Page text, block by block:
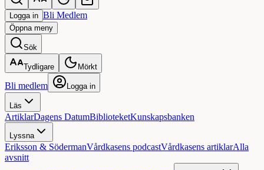
Logga in Bli Medlem
Öppnameny
Sök
Tydligare Mörkt
Bli medlem Logga in
Läs
ArtiklarDagens DatumBiblioteketKunskapsbanken
Lyssna
Eriksson & SödermanVårdkasens podcastVårdkasens artiklarAlla
avsnitt